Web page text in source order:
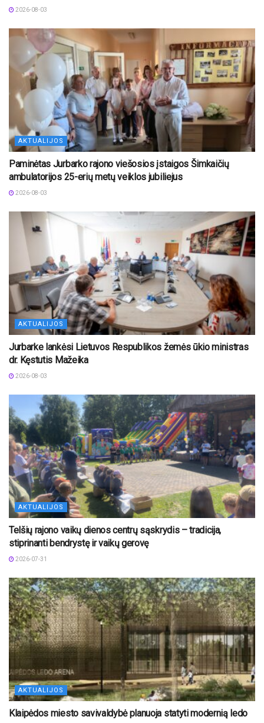
2026-08-03
AKTUALIJOS
Paminėtas Jurbarko rajono viešosios įstaigos Šimkaičių
ambulatorijos 25-erių metų veiklos jubiliejus
2026-08-03
AKTUALIJOS
Jurbarke lankėsi Lietuvos Respublikos žemės ūkio ministras
dr. Kęstutis Mažeika
2026-08-03
AKTUALIJOS
Telšių rajono vaikų dienos centrų sąskrydis – tradicija,
stiprinanti bendrystę ir vaikų gerovę
2026-07-31
AKTUALIJOS
Klaipėdos miesto savivaldybė planuoja statyti modernią ledo